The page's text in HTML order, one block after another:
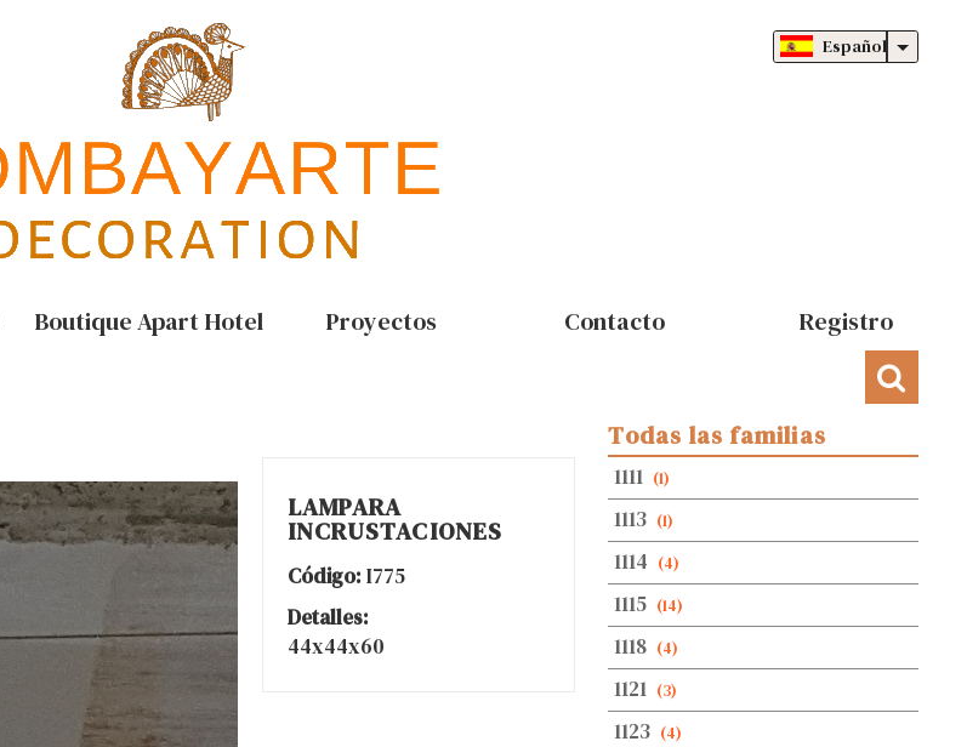
Español
Boutique Apart Hotel Proyectos Contacto Registro
Todas las familias
1111 (1)
1113 (1)
1114 (4)
1115 (14)
1118 (4)
1121 (3)
1123 (4)
LAMPARA
INCRUSTACIONES
Código: I775
Detalles:
44x44x60